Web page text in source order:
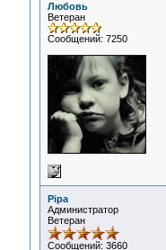
Любовь
Ветеран
Сообщений: 7250
Pipa
Администратор
Ветеран
Сообщений: 3660